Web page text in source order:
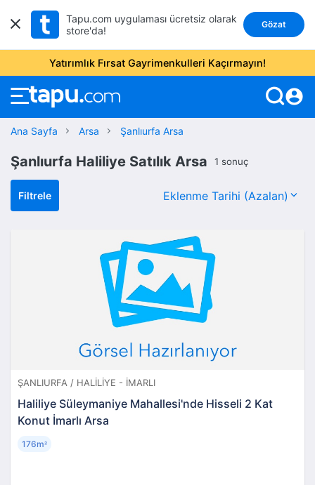
Tapu.com uygulaması ücretsiz olarak
store'da!
Gözat
Yatırımlık Fırsat Gayrimenkulleri Kaçırmayın!
account_circle
Ana Sayfa Arsa Şanlıurfa Arsa
Şanlıurfa Haliliye Satılık Arsa 1 sonuç
Filtrele
ŞANLIURFA / HALILIYE - İMARLI
Haliliye Süleymaniye Mahallesi'nde Hisseli 2 Kat
Konut İmarlı Arsa
176m²